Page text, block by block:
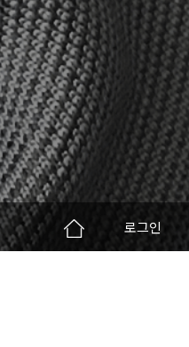
로그인